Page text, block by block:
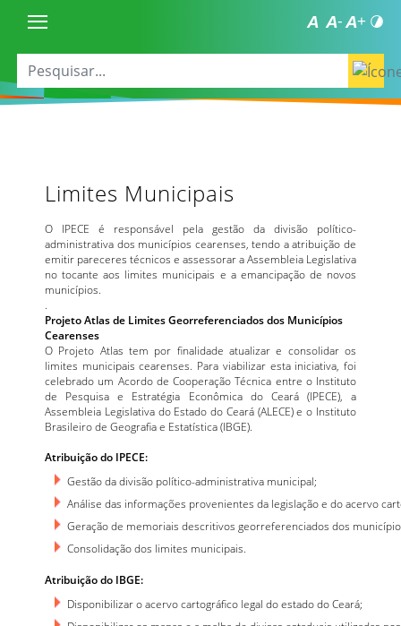
Limites Municipais
O IPECE é responsável pela gestão da divisão político-
administrativa dos municípios cearenses, tendo a atribuição de
emitir pareceres técnicos e assessorar a Assembleia Legislativa
no tocante aos limites municipais e a emancipação de novos
municípios.
Projeto Atlas de Limites Georreferenciados dos Municípios
Cearenses
O Projeto Atlas tem por finalidade atualizar e consolidar os
limites municipais cearenses. Para viabilizar esta iniciativa, foi
celebrado um Acordo de Cooperação Técnica entre o Instituto
de Pesquisa e Estratégia Econômica do Ceará (IPECE), a
Assembleia Legislativa do Estado do Ceará (ALECE) e o Instituto
Brasileiro de Geografia e Estatística (IBGE).
Atribuição do IPECE:
Gestão da divisão político-administrativa municipal;
Análise das informações provenientes da legislação e do acervo
Geração de memoriais descritivos georreferenciados dos
Consolidação dos limites municipais.
Atribuição do IBGE:
Disponibilizar o acervo cartográfico legal do estado do Ceará;